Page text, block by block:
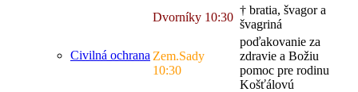
Civilná ochrana
Dvorníky 10:30
† bratia, švagor a
švagriná
Zem.Sady
10:30
poďakovanie za
zdravie a Božiu
pomoc pre rodinu
Košťálovú